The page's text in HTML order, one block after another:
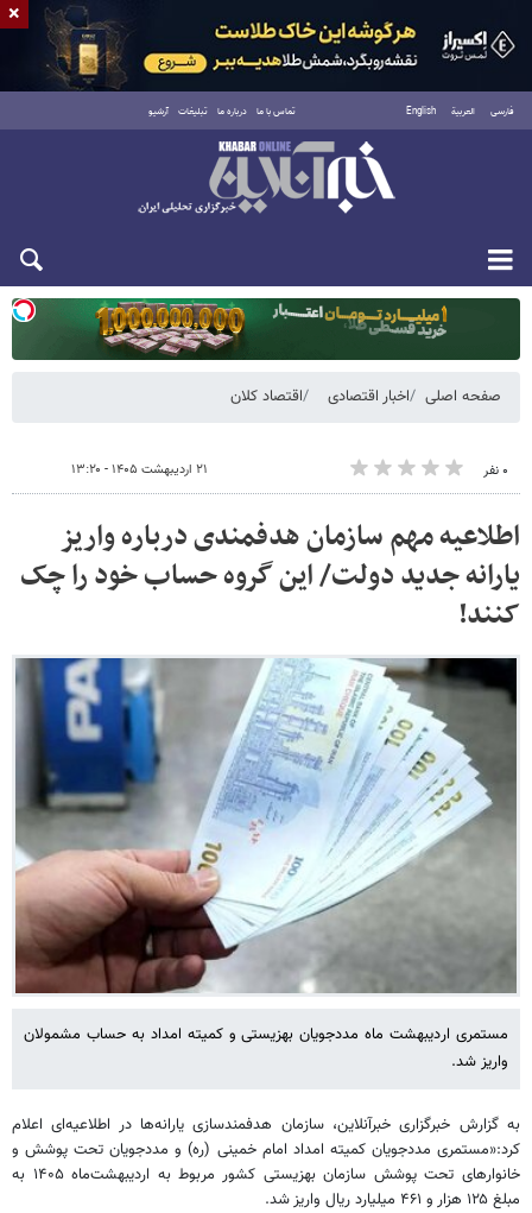
فارسی العربية English تماس با ما درباره ما تبلیغات آرشیو
یکشنبه ۱۸ مرداد ۱۴۰۵
صفحه اصلی اخبار اقتصادی اقتصاد کلان
۰ نفر ۲۱ اردیبهشت ۱۴۰۵ - ۱۳:۲۰
اطلاعیه مهم سازمان هدفمندی درباره واریز
یارانه جدید دولت/ این گروه حساب خود را چک
کنند!
مستمری اردیبهشت ماه مددجویان بهزیستی و کمیته امداد به حساب مشمولان
واریز شد.
به گزارش خبرگزاری خبرآنلاین، سازمان هدفمندسازی یارانه‌ها در اطلاعیه‌ای اعلام
کرد:«مستمری مددجویان کمیته امداد امام خمینی (ره) و مددجویان تحت پوشش و
خانوارهای تحت پوشش سازمان بهزیستی کشور مربوط به اردیبهشت‌ماه ۱۴۰۵ به
مبلغ ۱۲۵ هزار و ۴۶۱ میلیارد ریال واریز شد.
×